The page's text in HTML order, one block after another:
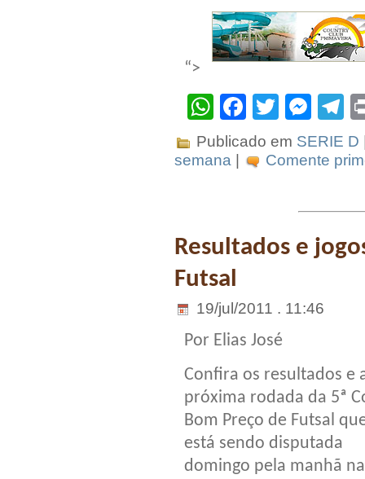
“>
WhatsApp
Facebook
Twitter
Publicado em SERIE D
semana
Comente
Resultados e
Futsal
19/jul/2011 . 11:46
Por Elias José
Confira os resultados e
próxima rodada da 5ª
Bom Preço de Futsal
está sendo disputada
domingo pela manhã na